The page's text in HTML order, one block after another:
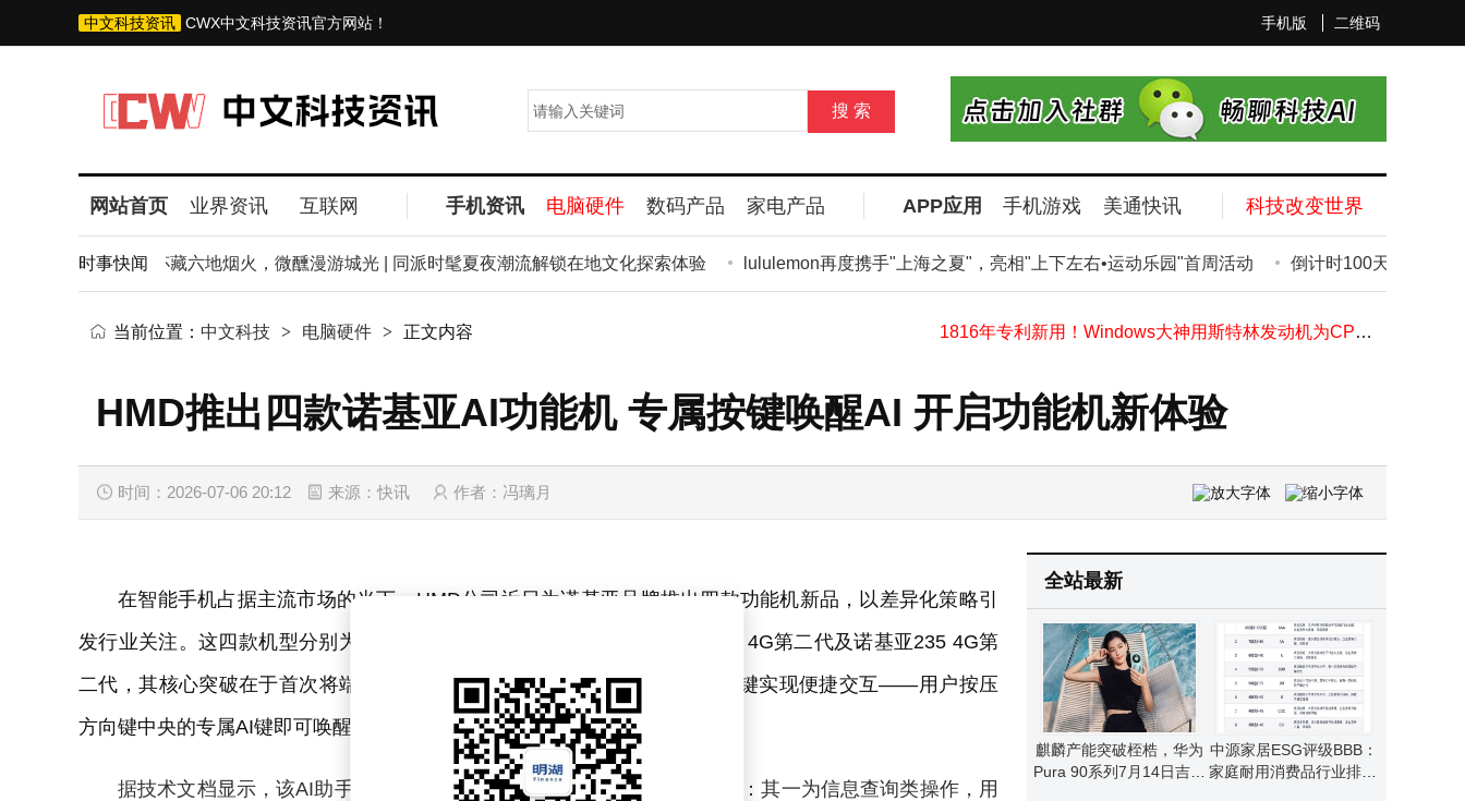
手机版 二维码
中文科技资讯 CWX中文科技资讯官方网站！
网站首页 业界资讯 互联网 手机资讯 电脑硬件 数码产品 家电产品 APP应用 手机游戏 美通快讯 科技改变世界
时事快闻
守住现场" 杯藏六地烟火，微醺漫游城光 | 同派时髦夏夜潮流解锁在地文化探索体验 lululemon再度携手"上海之夏"，亮相"上下左右•运动乐园"首周活动 倒计时100天！2026湾
新款福特探险者7月6日上市！2.3T配10AT，车长超5米，配置再升级！
麒麟产能突破桎梏，华为Pura 90系列7月14日吉隆坡首发，剑指东盟高端市场
1816年专利新用！Windows大神用斯特林发动机为CPU“废热发电”
新款福特探险者7月6日上市！2.3T配10AT，车长超5米，配置再升级！
董明珠李书福携手：吉利格力跨界合作，共绘智能电动与家电新蓝图
当前位置： 中文科技 > 电脑硬件 > 正文内容
HMD推出四款诺基亚AI功能机 专属按键唤醒AI 开启功能机新体验
时间：2026-07-06 20:12 来源：快讯 作者：冯璃月
在智能手机占据主流市场的当下，HMD公司近日为诺基亚品牌推出四款功能机新品，以差异化策略引
发行业关注。这四款机型分别为诺基亚200 4G、诺基亚210 4G、诺基亚215 4G第二代及诺基亚235 4G第
二代，其核心突破在于首次将端侧AI语音助手集成至功能机，并通过实体按键实现便捷交互——用户按压
方向键中央的专属AI键即可唤醒语音功能。
据技术文档显示，该AI助手由Sikey AI提供底层支持，覆盖两大使用场景：其一为信息查询类操作，用
全站最新
麒麟产能突破桎梏，华为
Pura 90系列7月14日吉隆
中源家居ESG评级BBB：
家庭耐用消费品行业排96